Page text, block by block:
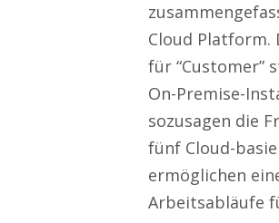
Cloud Platform.
für “Customer”
On-Premise-
sozusagen die
fünf Cloud-
ermöglichen
Arbeitsabläufe
0211 9462 8572-51
info@customer-first-
Ihre Anfrage